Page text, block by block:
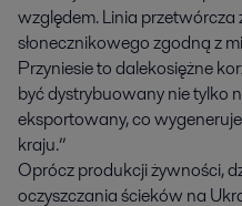
względem. Linia przetwórcza
słonecznikowego zgodną z
Przyniesie to dalekosiężne
być dystrybuowany nie tylko
eksportowany, co
kraju.”
Oprócz produkcji żywności,
oczyszczania ścieków na